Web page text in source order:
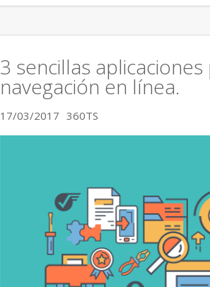
3 sencillas
navegación en línea.
17/03/2017 360TS